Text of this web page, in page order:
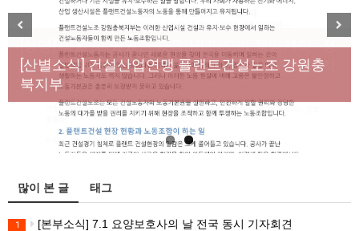
[성명] 막을 수 있었던 죽음, HL만도가 책임져라 : 청
년노동자 사망사고의 철저한 진상규명과 재발방지
대책 마련하라
[산별소식] 건설산업연맹 플랜트건설노조 강원충
북지부
Previous Next
많이 본 글 태그
1 [본부소식] 7.1 요양보호사의 날 전국 동시 기자회견